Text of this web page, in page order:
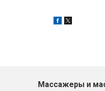
Массажеры и